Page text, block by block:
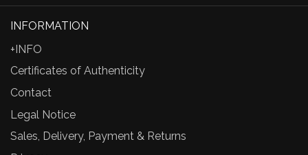
INFORMATION
+INFO
Certificates of Authenticity
Contact
Legal Notice
Sales, Delivery, Payment & Returns